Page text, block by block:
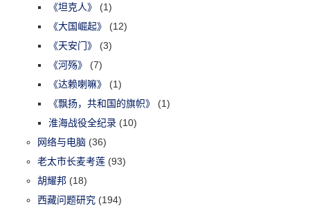
《坦克人》
(1)
《大国崛起》
(12)
《天安门》
(3)
《河殇》
(7)
《达赖喇嘛》
(1)
《飘扬，共和国的旗帜》
(1)
淮海战役全纪录 (10)
网络与电脑 (36)
老太市长麦考莲 (93)
胡耀邦 (18)
西藏问题研究 (194)